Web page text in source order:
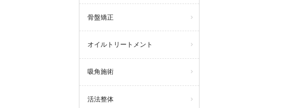
骨盤矯正
オイルトリートメント
吸角施術
活法整体